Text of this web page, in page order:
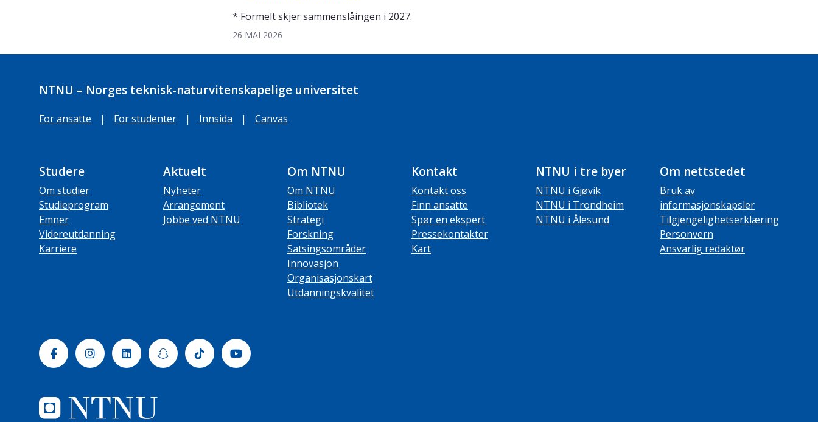
* Formelt skjer sammenslåingen i 2027.
26 MAI 2026
NTNU – Norges teknisk-naturvitenskapelige universitet
For ansatte | For studenter | Innsida | Canvas
Studere
Om studier
Studieprogram
Emner
Videreutdanning
Karriere
Aktuelt
Nyheter
Arrangement
Jobbe ved NTNU
Om NTNU
Om NTNU
Bibliotek
Strategi
Forskning
Satsingsområder
Innovasjon
Organisasjonskart
Utdanningskvalitet
Kontakt
Kontakt oss
Finn ansatte
Spør en ekspert
Pressekontakter
Kart
NTNU i tre byer
NTNU i Gjøvik
NTNU i Trondheim
NTNU i Ålesund
Om nettstedet
Bruk av
informasjonskapsler
Tilgjengelighetserklæring
Personvern
Ansvarlig redaktør
FacebookInstagramLinkedinSnapchatTiktok Youtube